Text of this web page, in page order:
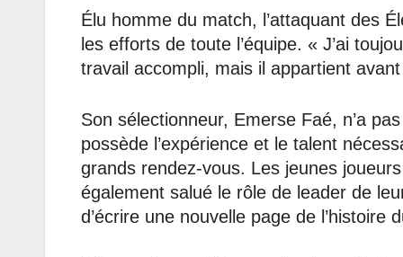
Élu homme du match, l’attaquant des
les efforts de toute l’équipe. « J’ai
travail accompli, mais il appartient
Son sélectionneur, Emerse Faé, n’a
possède l’expérience et le talent
grands rendez-vous. Les jeunes
également salué le rôle de leader de
d’écrire une nouvelle page de l’histoire